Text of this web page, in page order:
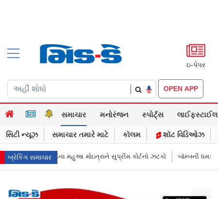
ઇ-પેપર
OPEN APP
સમાચાર મનોરંજન સ્પોર્ટ્સ લાઈફસ્ટાઈલ
સિટી ન્યૂઝ સમાચાર તમારે માટે કૉલમ શૉટ વિડિઓઝ
બ્રેકિંગ સમાચાર
સુપ્રીમ કોર્ટનો ઝટકો બૉમ્બની ધમકી બાદ મુંબઈમાં હાઈ ઍલર્ટ: શહેરની